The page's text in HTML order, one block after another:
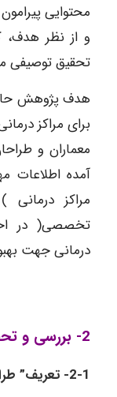
محتوایی
و از نظر هدف،
تحقیق توصیفی
هدف پژوهش
برای مراکز
معماران و
آمده اطلاعات
مراکز
تخصصی( در
درمانی جهت
2- بررسی و تحقیق
2-1- تعریف”